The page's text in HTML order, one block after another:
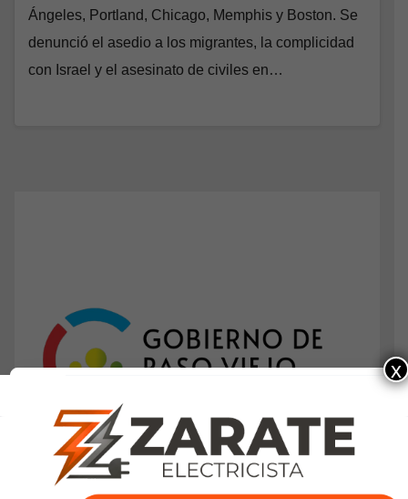
Ángeles, Portland, Chicago, Memphis y Boston. Se
denunció el asedio a los migrantes, la complicidad
con Israel y el asesinato de civiles en…
x